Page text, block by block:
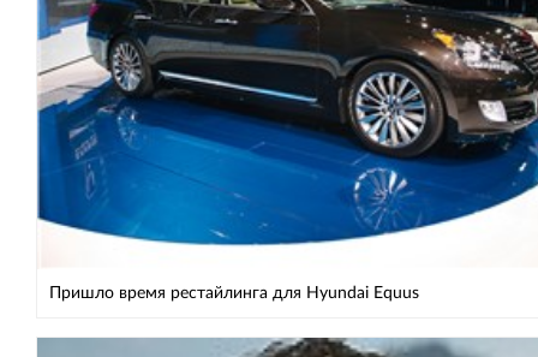
Пришло время рестайлинга для Hyundai Equus